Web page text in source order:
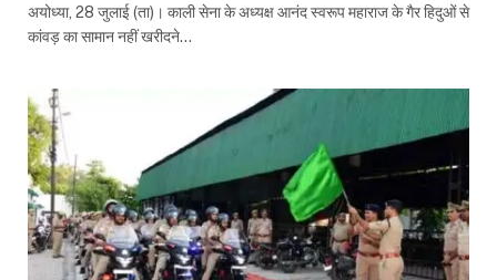
अयोध्या, 28 जुलाई (ता)। काली सेना के अध्यक्ष आनंद स्वरूप महाराज के गैर हिदुओं से
कांवड़ का सामान नहीं खरीदने…